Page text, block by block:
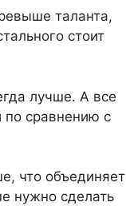
таланта,
стоит
лучше. А все
по сравнению с
что объединяет
нужно сделать